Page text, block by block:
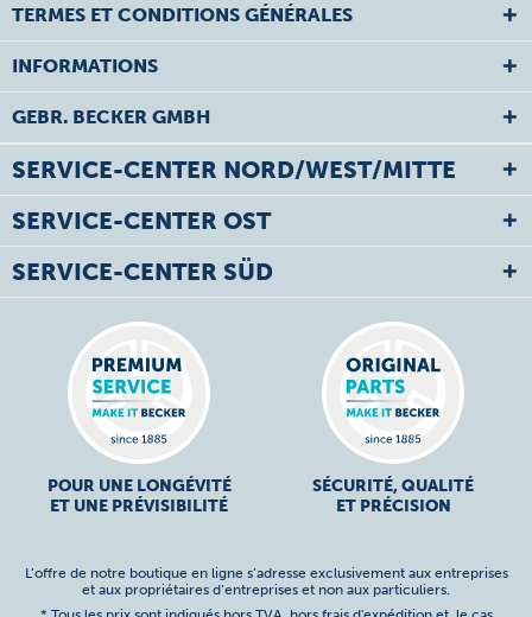
TERMES ET CONDITIONS GÉNÉRALES
INFORMATIONS
GEBR. BECKER GMBH
SERVICE-CENTER NORD/WEST/MITTE
SERVICE-CENTER OST
SERVICE-CENTER SÜD
POUR UNE LONGÉVITÉ
ET UNE PRÉVISIBILITÉ
SÉCURITÉ, QUALITÉ
ET PRÉCISION
L’offre de notre boutique en ligne s’adresse exclusivement aux entreprises
et aux propriétaires d’entreprises et non aux particuliers.